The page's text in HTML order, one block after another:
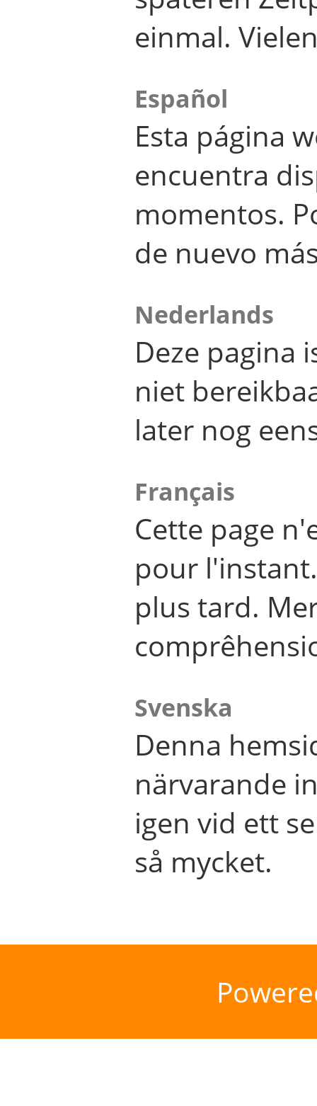
einmal.
Español
Esta página
encuentra
momentos.
de nuevo
Nederlands
Deze pagina
niet
later nog
Français
Cette page
pour
plus tard.
Svenska
Denna
närvarande
igen vid ett
så mycket.